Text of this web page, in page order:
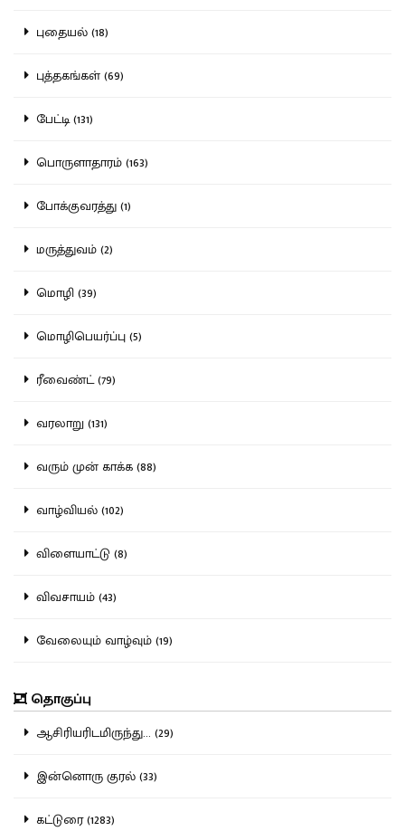
புதையல் (18)
புத்தகங்கள் (69)
பேட்டி (131)
பொருளாதாரம் (163)
போக்குவரத்து (1)
மருத்துவம் (2)
மொழி (39)
மொழிபெயர்ப்பு (5)
ரீவைண்ட் (79)
வரலாறு (131)
வரும் முன் காக்க (88)
வாழ்வியல் (102)
விளையாட்டு (8)
விவசாயம் (43)
வேலையும் வாழ்வும் (19)
தொகுப்பு
ஆசிரியரிடமிருந்து... (29)
இன்னொரு குரல் (33)
கட்டுரை (1283)